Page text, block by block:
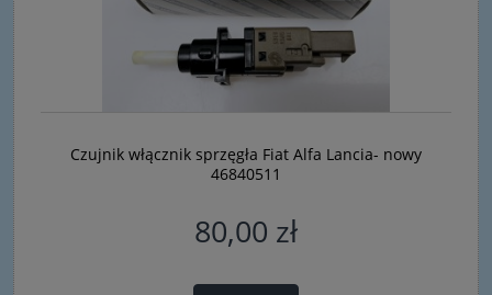
Czujnik włącznik sprzęgła Fiat Alfa Lancia- nowy
46840511
80,00 zł